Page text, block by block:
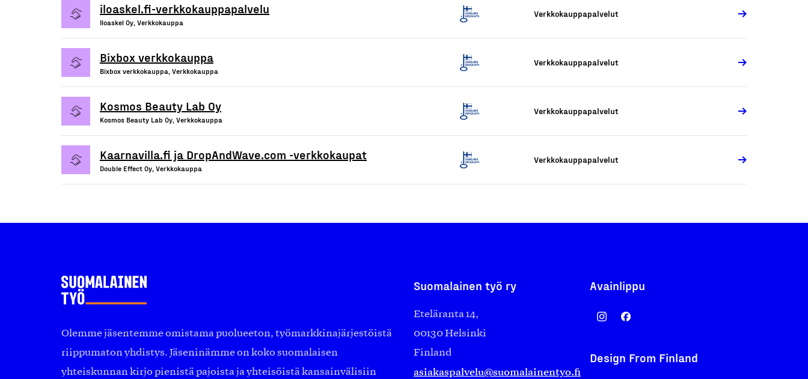
iloaskel.fi-verkkokauppapalvelu
Iloaskel Oy, Verkkokauppa
Verkkokauppapalvelut
Bixbox verkkokauppa
Bixbox verkkokauppa, Verkkokauppa
Verkkokauppapalvelut
Kosmos Beauty Lab Oy
Kosmos Beauty Lab Oy, Verkkokauppa
Verkkokauppapalvelut
Kaarnavilla.fi ja DropAndWave.com -verkkokaupat
Double Effect Oy, Verkkokauppa
Verkkokauppapalvelut
Olemme jäsentemme omistama puolueeton, työmarkkinajärjestöistä
riippumaton yhdistys. Jäseninämme on koko suomalaisen
yhteiskunnan kirjo pienistä pajoista ja yhteisöistä kansainvälisiin
Suomalainen työ ry
Eteläranta 14,
00130 Helsinki
Finland
asiakaspalvelu@suomalainentyo.fi
Avainlippu
Design From Finland